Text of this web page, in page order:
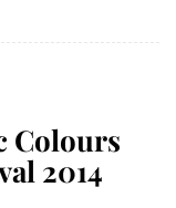
Colours
2014